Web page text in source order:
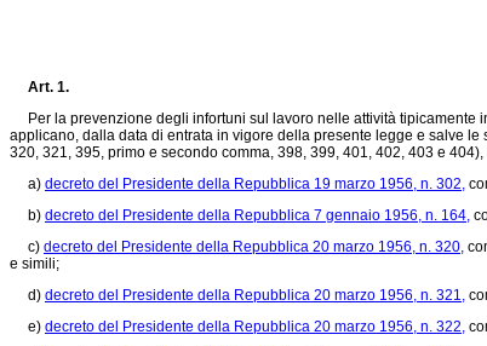
Art. 1.
Per la prevenzione degli infortuni sul lavoro nelle attività tipicamente
applicano, dalla data di entrata in vigore della presente legge e salve
320, 321, 395, primo e secondo comma, 398, 399, 401, 402, 403 e
a) decreto del Presidente della Repubblica 19 marzo 1956, n. 302,
b) decreto del Presidente della Repubblica 7 gennaio 1956, n. 164,
c) decreto del Presidente della Repubblica 20 marzo 1956, n. 320,
e simili;
d) decreto del Presidente della Repubblica 20 marzo 1956, n. 321,
e) decreto del Presidente della Repubblica 20 marzo 1956, n. 322,